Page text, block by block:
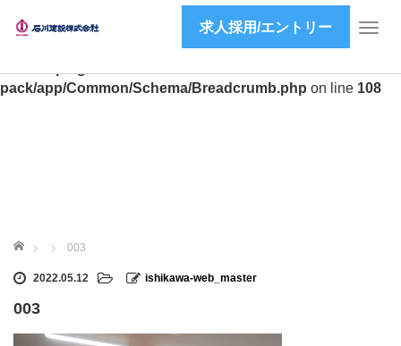
Warning: preg_match(): Unknown modifier 'a' in
/home/ishikawa-inc/ishikawa-inc.co.jp/public_html/wp2/wp-
pack/app/Common/Schema/Breadcrumb.php on line 108
T
g
求人採用/エントリー
ホーム 003
2022.05.12 ishikawa-web_master
003